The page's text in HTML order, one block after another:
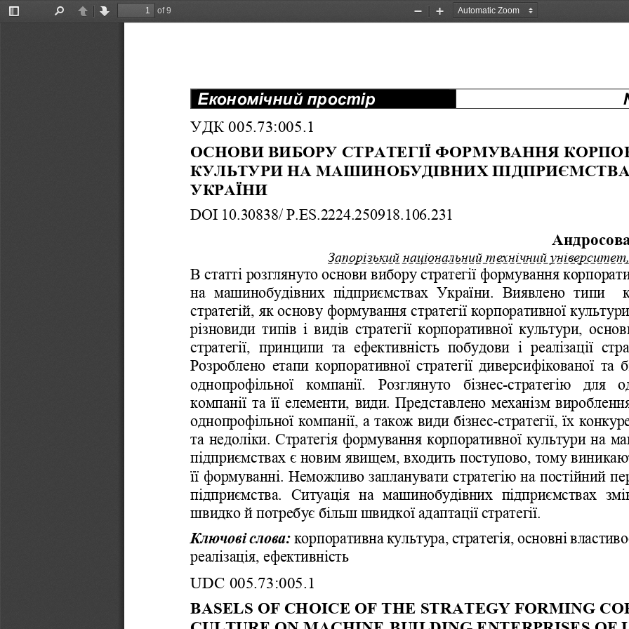
Toggle
PreviousNext
of 9
Zoom
Zoom
Економічний простір
УДК 005.73:005.1
ОСНОВИ ВИБОРУ СТРАТЕГІЇ ФОРМУВАННЯ
КУЛЬТУРИ НА МАШИНОБУДІВНИХ
УКРАЇНИ
DOI 10.30838/ P. ES.2224. 250918 106. 231
Андросова
Запорізький національний технічний університет,
В статті розглянуто основи вибору стратегії формування
на машинобудівних підприємствах України. Виявлено типи
стратегій, як основу формування стратегії корпоративної культури
різновиди типів і видів стратегії корпоративної культури,
стратегії, принципи та ефективність побудови і реалізації стра
Розроблено етапи корпоративної стратегії диверсифікованої та
однопрофільної
компанії. Розглянуто бізнес-стратегію для
компанії та її елементи, види. Представлено механізм
однопрофільної компанії, а також види бізнес-стратегії, їх
та недоліки. Стратегія формування корпоративної культури на
підприємствах є новим явищем, входить поступово, тому
її формуванні Неможливо запланувати стратегію на постійний
підприємства
Ситуація на машинобудівних підприємствах
швидко й потребує більш швидкої адаптації стратегії.
Ключовіслова: корпоративна культура стратегія, основні
реалізація, ефективність
UDC 005.73:005.1
BASELS OF CHOICE OF THE STRATEGY FORMING